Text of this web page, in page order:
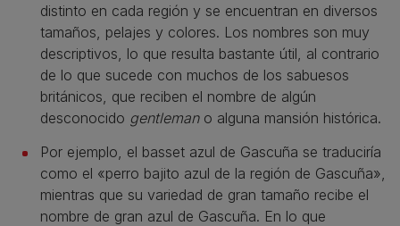
distinto en cada región y se encuentran en diversos
tamaños, pelajes y colores. Los nombres son muy
descriptivos, lo que resulta bastante útil, al contrario
de lo que sucede con muchos de los sabuesos
británicos, que reciben el nombre de algún
desconocido gentleman o alguna mansión histórica.
Por ejemplo, el basset azul de Gascuña se traduciría
como el «perro bajito azul de la región de Gascuña»,
mientras que su variedad de gran tamaño recibe el
nombre de gran azul de Gascuña. En lo que